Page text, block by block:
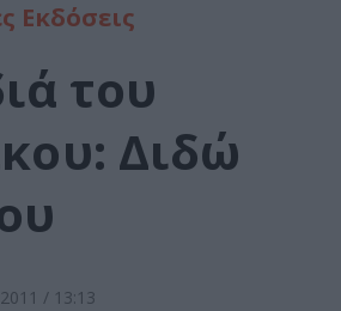
Εκδόσεις
του
Διδώ
/ 13:13